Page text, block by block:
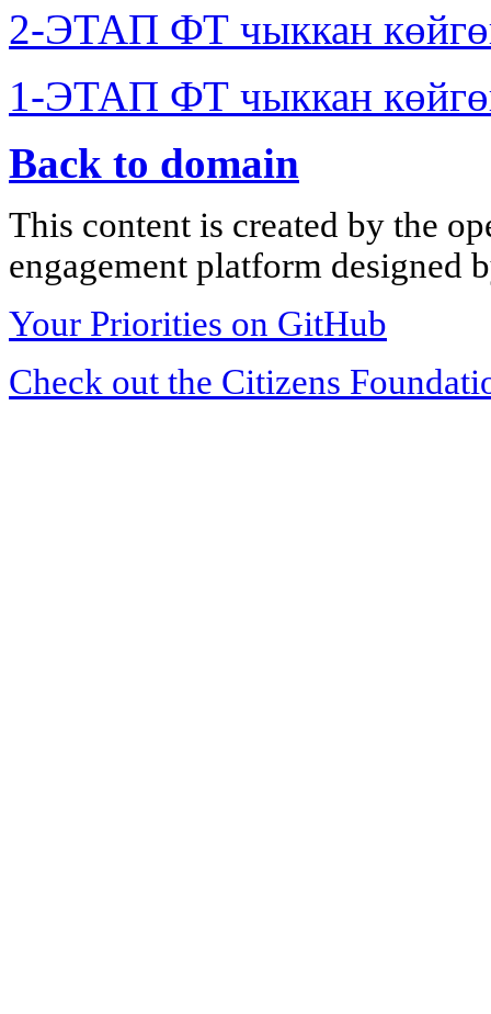
2-ЭТАП ФТ чыккан
1-ЭТАП ФТ чыккан
Back to domain
This content is created by the
engagement platform designed
Your Priorities on GitHub
Check out the Citizens